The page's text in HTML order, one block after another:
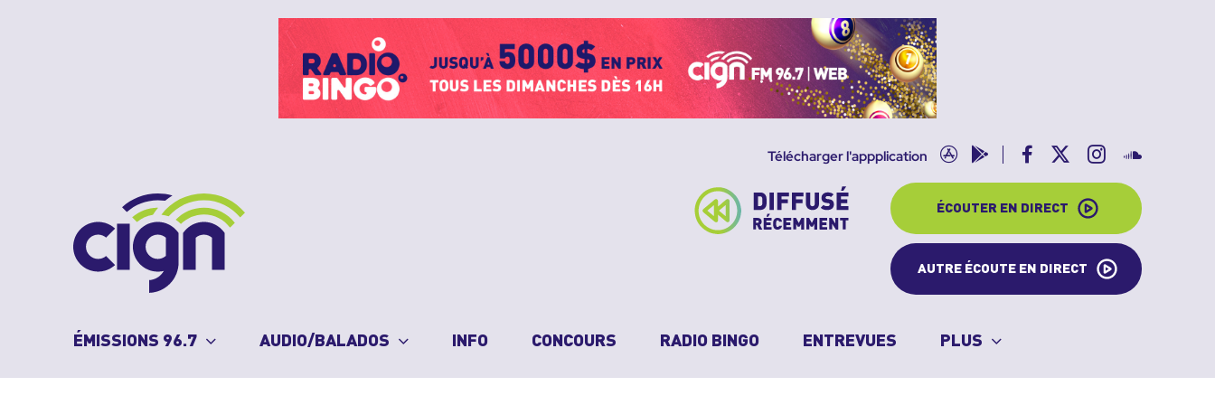
FacebookInstagram
Télécharger l'appplication
App Google
ÉCOUTER EN DIRECT
AUTRE ÉCOUTE EN DIRECT
ÉMISSIONS 96.7 AUDIO/BALADOS INFO CONCOURS RADIO BINGO ENTREVUES PLUS